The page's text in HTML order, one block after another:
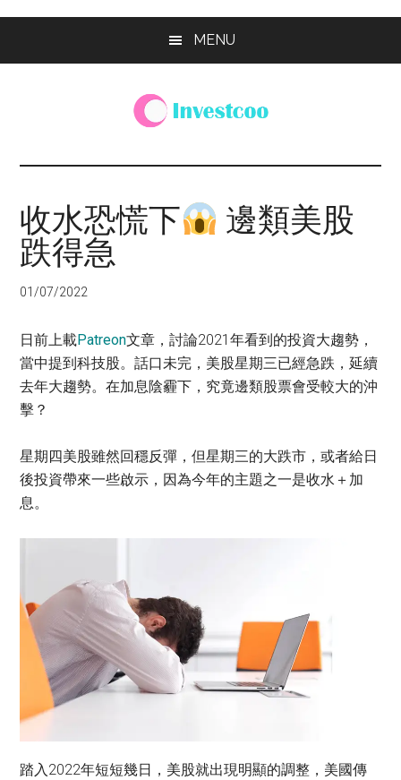
MENU
Investcoo
個
活
化
的
投
網
站
收水恐慌下
邊類美股
跌得急
01/07/2022
日前上載Patreon文章，討論2021年看到的投資大趨勢，
當中提到科技股。話口未完，美股星期三已經急跌，延續
去年大趨勢。在加息陰霾下，究竟邊類股票會受較大的沖
擊？
星期四美股雖然回穩反彈，但星期三的大跌市，或者給日
後投資帶來一些啟示，因為今年的主題之一是收水＋加
息。
踏入2022年短短幾日，美股就出現明顯的調整，美國傳